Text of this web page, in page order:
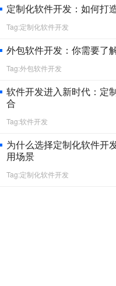
定制化软件开发：如何打
Tag:定制化软件开发
外包软件开发：你需要了
Tag:外包软件开发
软件开发进入新时代：定
合
Tag:软件开发
为什么选择定制化软件开
用场景
Tag:定制化软件开发